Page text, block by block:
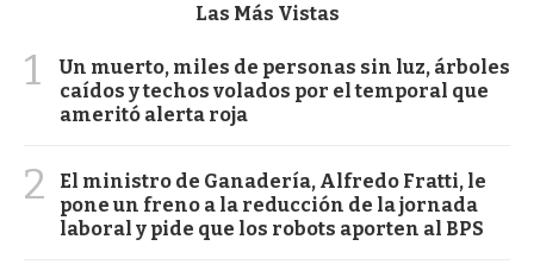
Las Más Vistas
1
Un muerto, miles de personas sin luz, árboles
caídos y techos volados por el temporal que
ameritó alerta roja
2
El ministro de Ganadería, Alfredo Fratti, le
pone un freno a la reducción de la jornada
laboral y pide que los robots aporten al BPS